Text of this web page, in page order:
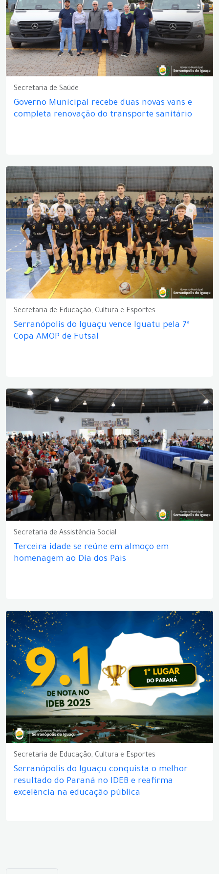
Secretaria de Saúde
Governo Municipal recebe duas novas vans e
completa renovação do transporte sanitário
Secretaria de Educação, Cultura e Esportes
Serranópolis do Iguaçu vence Iguatu pela 7ª
Copa AMOP de Futsal
Secretaria de Assistência Social
Terceira idade se reúne em almoço em
homenagem ao Dia dos Pais
Secretaria de Educação, Cultura e Esportes
Serranópolis do Iguaçu conquista o melhor
resultado do Paraná no IDEB e reafirma
excelência na educação pública